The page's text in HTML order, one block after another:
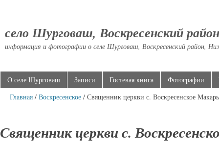
село Шурговаш, Воскресенский район
информация и фотографии о селе Шурговаш, Воскресенский район,
О селе Шурговаш Записи Гостевая книга Фотографии
Главная / Воскресенское / Священник церкви с. Воскресенское
Священник церкви с.